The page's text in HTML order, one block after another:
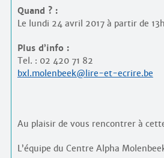
Quand ? :
Le lundi 24 avril 2017 à partir de
Plus d’info :
Tel. : 02 420 71 82
bxl.molenbeek@lire-et-ecrire.be
Au plaisir de vous rencontrer à
L’équipe du Centre Alpha